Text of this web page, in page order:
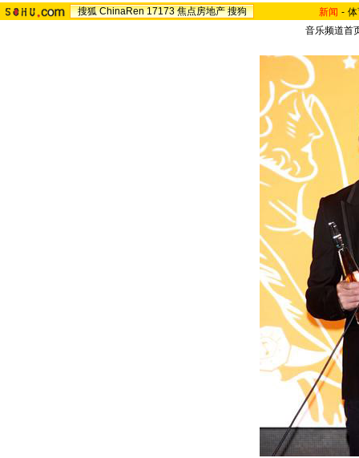
搜狐 ChinaRen 17173 焦点房地产 搜狗 新闻 -
音乐频道首